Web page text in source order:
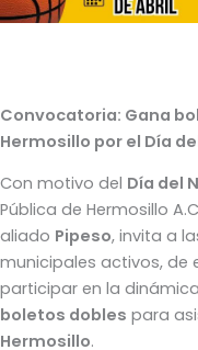
Convocatoria: Gana
Hermosillo por el Día
Con motivo del Día del
Pública de Hermosillo
aliado Pipeso, invita a
municipales activos, de
participar en la
boletos dobles para
Hermosillo.